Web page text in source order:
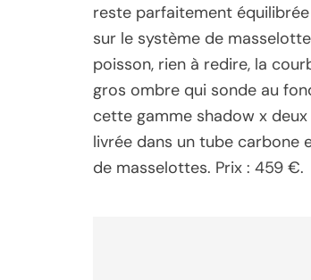
reste parfaitement
sur le système de
poisson, rien à redire, la
gros ombre qui sonde au
cette gamme shadow x deux
livrée dans un tube carbone
de masselottes. Prix : 459 €.